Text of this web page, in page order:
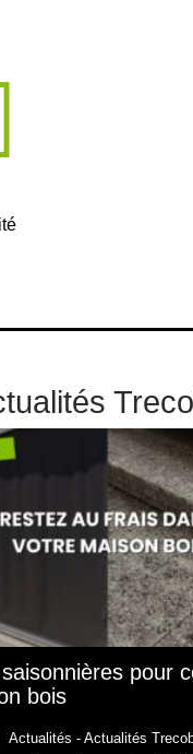
pour
bois
Actualités - Actualités